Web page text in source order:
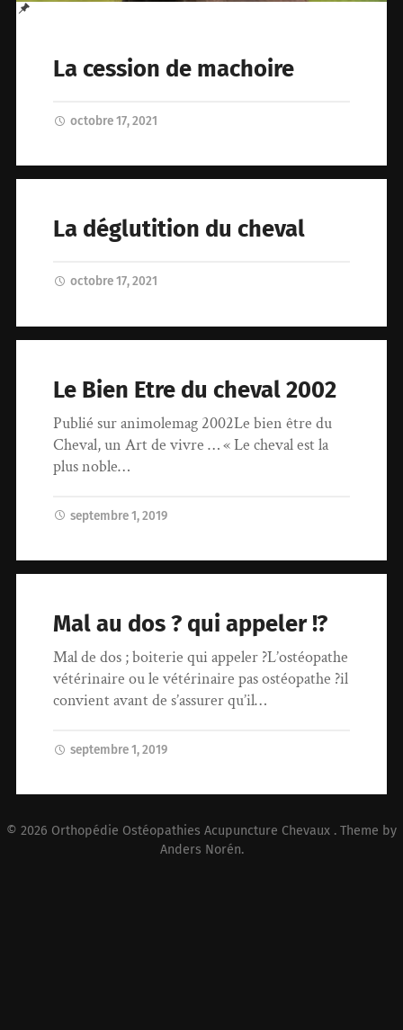
La cession de machoire
octobre 17, 2021
La déglutition du cheval
octobre 17, 2021
Le Bien Etre du cheval 2002
Publié sur animolemag 2002Le bien être du
Cheval, un Art de vivre … « Le cheval est la
plus noble…
septembre 1, 2019
Mal au dos ? qui appeler !?
Mal de dos ; boiterie qui appeler ?L’ostéopathe
vétérinaire ou le vétérinaire pas ostéopathe ?il
convient avant de s’assurer qu’il…
septembre 1, 2019
© 2026 Orthopédie Ostéopathies Acupuncture Chevaux . Theme by
Anders Norén.